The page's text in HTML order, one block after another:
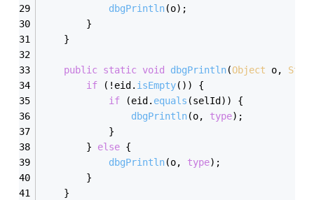
dbgPrintln(o);
        }
    }
public static void dbgPrintln(Object o,
if (!eid. isEmpty()) {
if (eid. equals (selId)) {
dbgPrintln(o, type);
            }
        }
else {
dbgPrintln(o, type);
        }
    }